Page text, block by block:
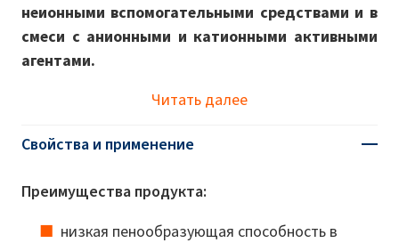
неионными вспомогательными средствами и в
смеси с анионными и катионными активными
агентами.
Читать далее
Свойства и применение
Преимущества продукта:
низкая пенообразующая способность в